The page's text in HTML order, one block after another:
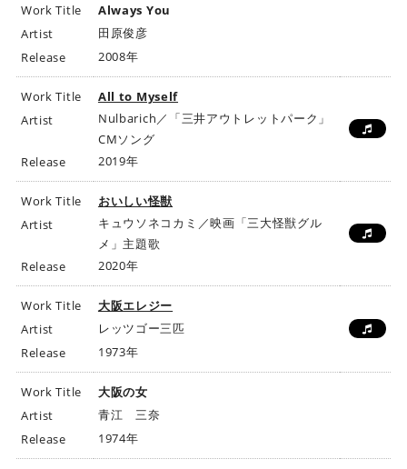
Work Title
Always You
Artist
田原俊彦
Release
2008年
Work Title
All to Myself
Artist
Nulbarich／「三井アウトレットパーク」
CMソング
Release
2019年
Work Title
おいしい怪獣
Artist
キュウソネコカミ／映画「三大怪獣グル
メ」主題歌
Release
2020年
Work Title
大阪エレジー
Artist
レッツゴー三匹
Release
1973年
Work Title
大阪の女
Artist
青江 三奈
Release
1974年